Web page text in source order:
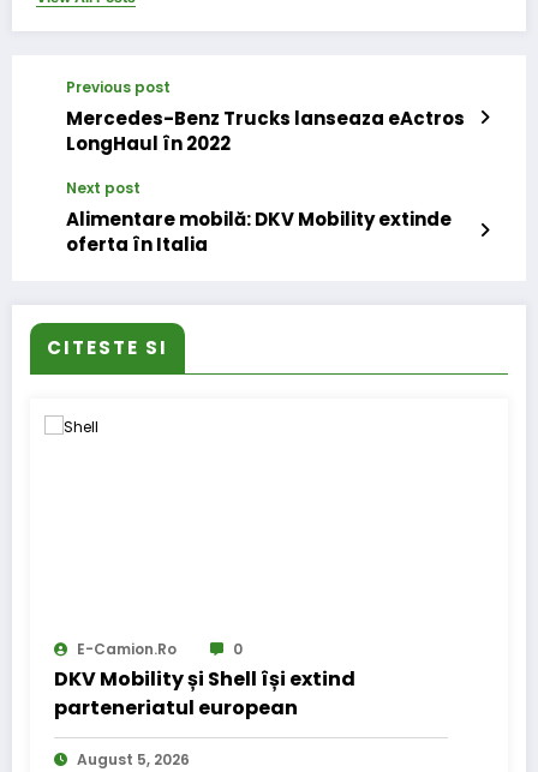
Previous post
Mercedes-Benz Trucks lanseaza eActros
LongHaul în 2022
Next post
Alimentare mobilă: DKV Mobility extinde
oferta în Italia
CITESTE SI
E-Camion.ro 0
DKV Mobility și Shell își extind
parteneriatul european
August 5, 2026